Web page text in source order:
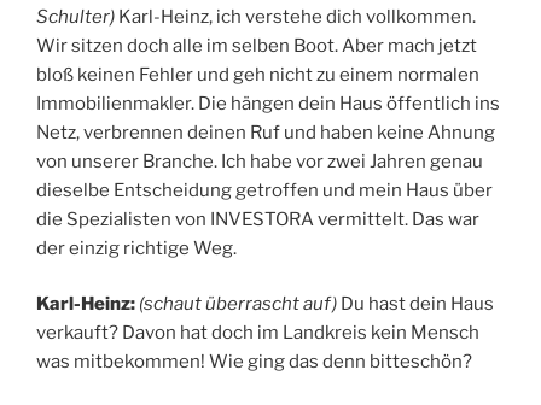
Schulter) Karl-Heinz, ich verstehe dich vollkommen.
Wir sitzen doch alle im selben Boot. Aber mach jetzt
bloß keinen Fehler und geh nicht zu einem normalen
Immobilienmakler. Die hängen dein Haus öffentlich ins
Netz, verbrennen deinen Ruf und haben keine Ahnung
von unserer Branche. Ich habe vor zwei Jahren genau
dieselbe Entscheidung getroffen und mein Haus über
die Spezialisten von INVESTORA vermittelt. Das war
der einzig richtige Weg.
Karl-Heinz: (schaut überrascht auf) Du hast dein Haus
verkauft? Davon hat doch im Landkreis kein Mensch
was mitbekommen! Wie ging das denn bitteschön?